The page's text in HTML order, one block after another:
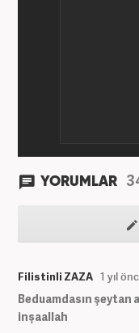
grafik ve
YORUMLAR
Filistinli ZAZA 1 yıl
Beduamdasın şeytan
inşaallah